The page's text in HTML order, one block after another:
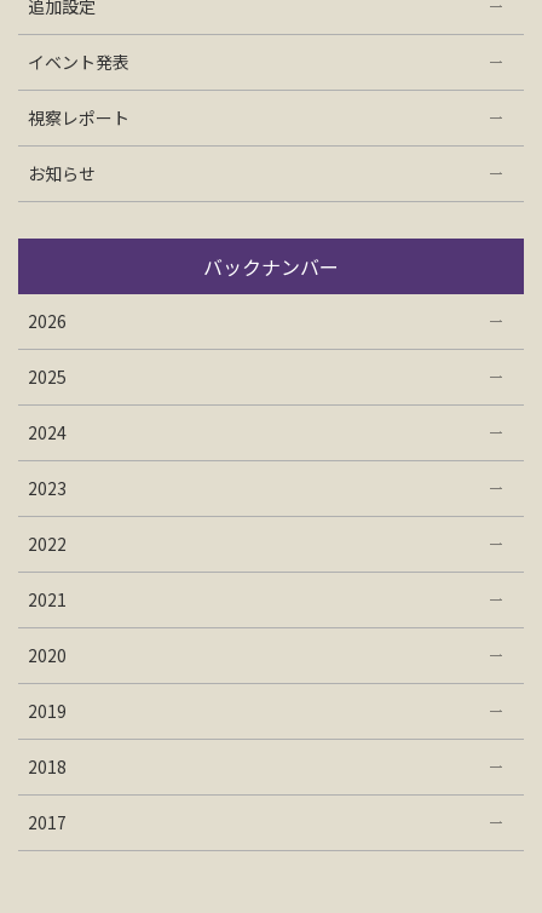
追加設定
イベント発表
視察レポート
お知らせ
バックナンバー
2026
2025
2024
2023
2022
2021
2020
2019
2018
2017